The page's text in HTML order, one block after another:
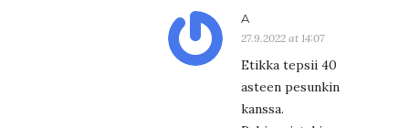
A
27.9.2022 at 14:07
Etikka tepsii 40
asteen pesunkin
kanssa.